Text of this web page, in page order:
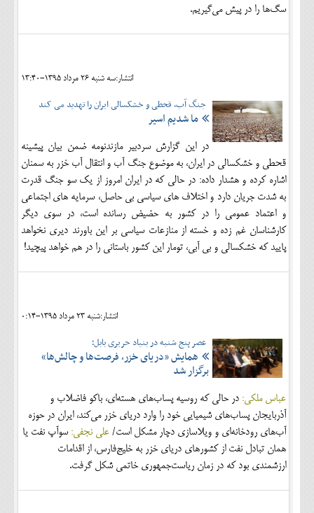
سگ‌ها را در پیش می‌گیریم.
انتشار:سه شنبه 26 مرداد 1395-13:40
جنگ آب، قحطی و خشکسالی ایران را تهدید می کند
ما شدیم اسیر
در این گزارش سردبیر مازندنومه ضمن بیان پیشینه
قحطی و خشکسالی در ایران، به موضوع جنگ آب و انتقال آب خزر به سمنان
اشاره کرده و هشدار داده: در حالی که در ایران امروز از یک سو جنگ قدرت
به شدت جریان دارد و اختلاف های سیاسی بی حاصل، سرمایه های اجتماعی
و اعتماد عمومی را در کشور به حضیض رسانده است، در سوی دیگر
کارشناسان غم زده و خسته از منازعات سیاسی بر این باورند دیری نخواهد
پایید که خشکسالی و بی آبی، تومار این کشور باستانی را در هم خواهد پیچید!
انتشار:شنبه 23 مرداد 1395-0:14
عصر پنج شنبه در بنیاد حریری بابل؛
همایش «دریای خزر، فرصت‌ها و چالش‌ها»
برگزار شد
عباس ملکی: در حالی که روسیه پساب‌های هسته‌ای، باکو فاضلاب و
آذربایجان پساب‌های شیمیایی خود را وارد دریای خزر می‌کند، ایران در حوزه
آب‌های رودخانه‌ای و ویلاسازی دچار مشکل است/ علی نجفی: سوآپ نفت یا
همان تبادل نفت از کشورهای دریای خزر به خلیج‌فارس، از اقدامات
ارزشمندی بود که در زمان ریاست‌جمهوری خاتمی شکل گرفت.